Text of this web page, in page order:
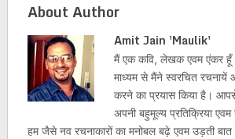
About Author
Amit Jain 'Maulik'
मैं एक कवि, लेखक एवम एंकर हूँ
माध्यम से मैंने स्वरचित
करने का प्रयास किया है।
अपनी बहुमूल्य प्रतिक्रिया
हम जैसे नव रचनाकारों का मनोबल बढ़े एवम उड़ती